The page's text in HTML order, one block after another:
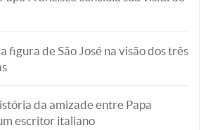
figura de São José na visão dos três
da amizade entre Papa
escritor italiano